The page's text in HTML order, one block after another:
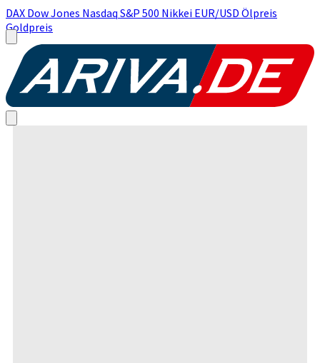
DAX Dow Jones Nasdaq S&P 500 Nikkei EUR/USD Ölpreis
Goldpreis